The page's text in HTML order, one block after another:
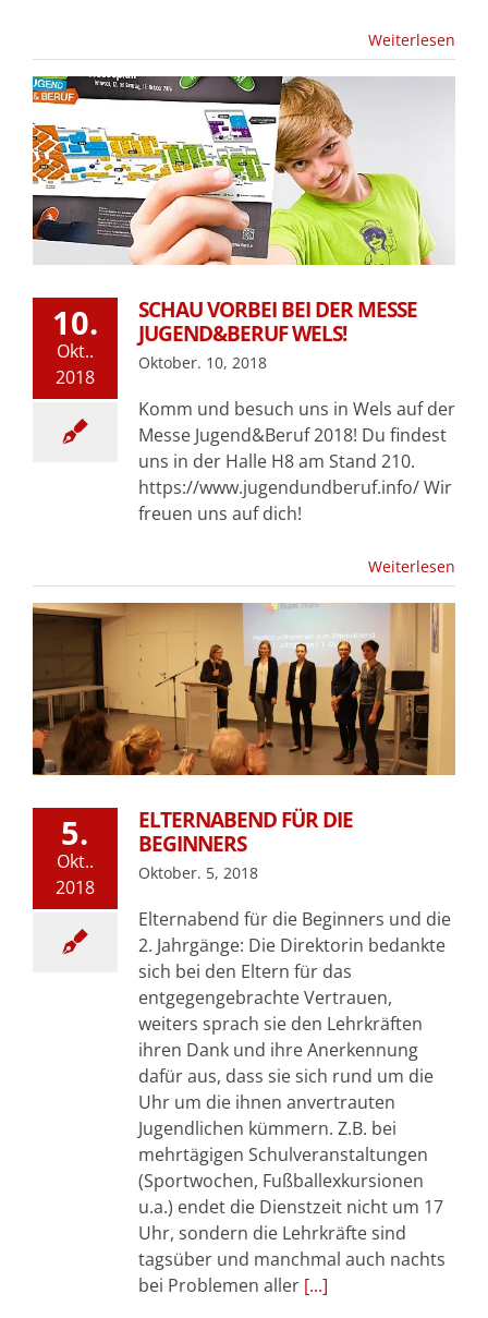
Weiterlesen
10.
Okt..
2018
SCHAU VORBEI BEI DER MESSE
JUGEND&BERUF WELS!
Oktober. 10, 2018
Komm und besuch uns in Wels auf der
Messe Jugend&Beruf 2018! Du findest
uns in der Halle H8 am Stand 210.
https://www.jugendundberuf.info/ Wir
freuen uns auf dich!
Weiterlesen
5.
Okt..
2018
ELTERNABEND FÜR DIE
BEGINNERS
Oktober. 5, 2018
Elternabend für die Beginners und die
2. Jahrgänge: Die Direktorin bedankte
sich bei den Eltern für das
entgegengebrachte Vertrauen,
weiters sprach sie den Lehrkräften
ihren Dank und ihre Anerkennung
dafür aus, dass sie sich rund um die
Uhr um die ihnen anvertrauten
Jugendlichen kümmern. Z.B. bei
mehrtägigen Schulveranstaltungen
(Sportwochen, Fußballexkursionen
u.a.) endet die Dienstzeit nicht um 17
Uhr, sondern die Lehrkräfte sind
tagsüber und manchmal auch nachts
bei Problemen aller [...]